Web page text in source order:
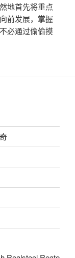
地首先将重点
前发展，掌握
必通过偷偷摸